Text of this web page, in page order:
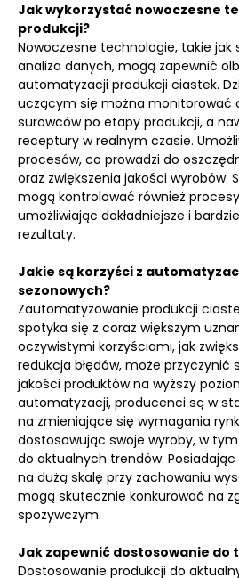
Jak wykorzystać nowoczesne
produkcji?
Nowoczesne technologie, takie
analiza danych, mogą zapewnić
automatyzacji produkcji ciastek.
uczącym się można monitorować
surowców po etapy produkcji, a
receptury w realnym czasie.
procesów, co prowadzi do
oraz zwiększenia jakości wyrobów.
mogą kontrolować również
umożliwiając dokładniejsze i
rezultaty.
Jakie są korzyści z
sezonowych?
Zautomatyzowanie produkcji
spotyka się z coraz większym
oczywistymi korzyściami, jak
redukcja błędów, może przyczynić
jakości produktów na wyższy
automatyzacji, producenci są w
na zmieniające się wymagania
dostosowując swoje wyroby, w
do aktualnych trendów.
na dużą skalę przy zachowaniu
mogą skutecznie konkurować na
spożywczym.
Jak zapewnić dostosowanie do
Dostosowanie produkcji do